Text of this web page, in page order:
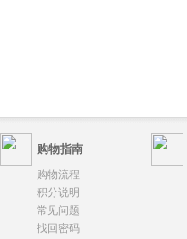
购物指南
购物流程
积分说明
常见问题
找回密码